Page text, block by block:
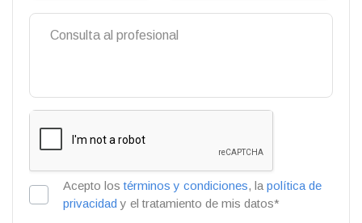
Acepto lostérminos y condiciones, la política de
privacidad y el tratamiento de mis datos*